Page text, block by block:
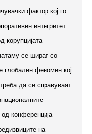
фактор кој го
интегритет.
корупцијата
се шират со
глобален феномен кој
да се справуваат
од конференција
на